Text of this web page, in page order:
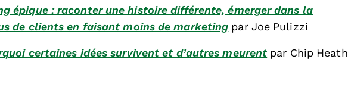
épique : raconter une histoire différente, émerger dans la
de clients en faisant moins de marketing par Joe Pulizzi
certaines idées survivent et d’autres meurent par Chip Heath